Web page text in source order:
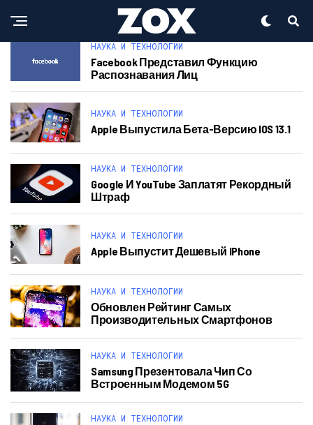
НАУКА И ТЕХНОЛОГИИ
Facebook Представил Функцию
Распознавания Лиц
НАУКА И ТЕХНОЛОГИИ
Apple Выпустила Бета-Версию IOS 13.1
НАУКА И ТЕХНОЛОГИИ
Google И YouTube Заплатят Рекордный
Штраф
НАУКА И ТЕХНОЛОГИИ
Apple Выпустит Дешевый IPhone
НАУКА И ТЕХНОЛОГИИ
Обновлен Рейтинг Самых
Производительных Смартфонов
НАУКА И ТЕХНОЛОГИИ
Samsung Презентовала Чип Со
Встроенным Модемом 5G
НАУКА И ТЕХНОЛОГИИ